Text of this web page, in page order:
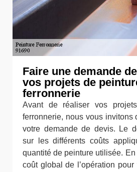
Faire une demande
vos projets de
ferronnerie
Avant de réaliser vos
ferronnerie, nous vous invitons
votre demande de devis. Le
sur les différents coûts
quantité de peinture utilisée.
coût global de l’opération